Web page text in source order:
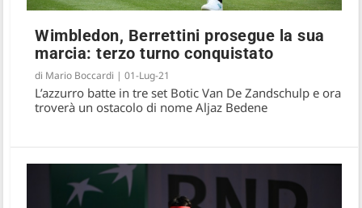
Wimbledon, Berrettini prosegue la sua
marcia: terzo turno conquistato
di Mario Boccardi |01-Lug-21
L’azzurro batte in tre set Botic Van De Zandschulp e ora
troverà un ostacolo di nome Aljaz Bedene